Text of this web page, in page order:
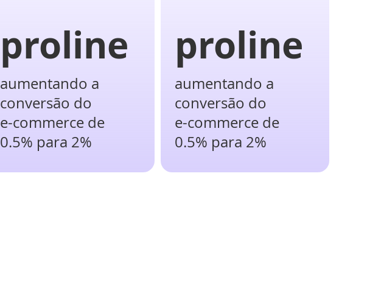
proline
aumentando a
conversão do
e-commerce de
0.5% para 2%
proline
aumentando a
conversão do
e-commerce de
0.5% para 2%